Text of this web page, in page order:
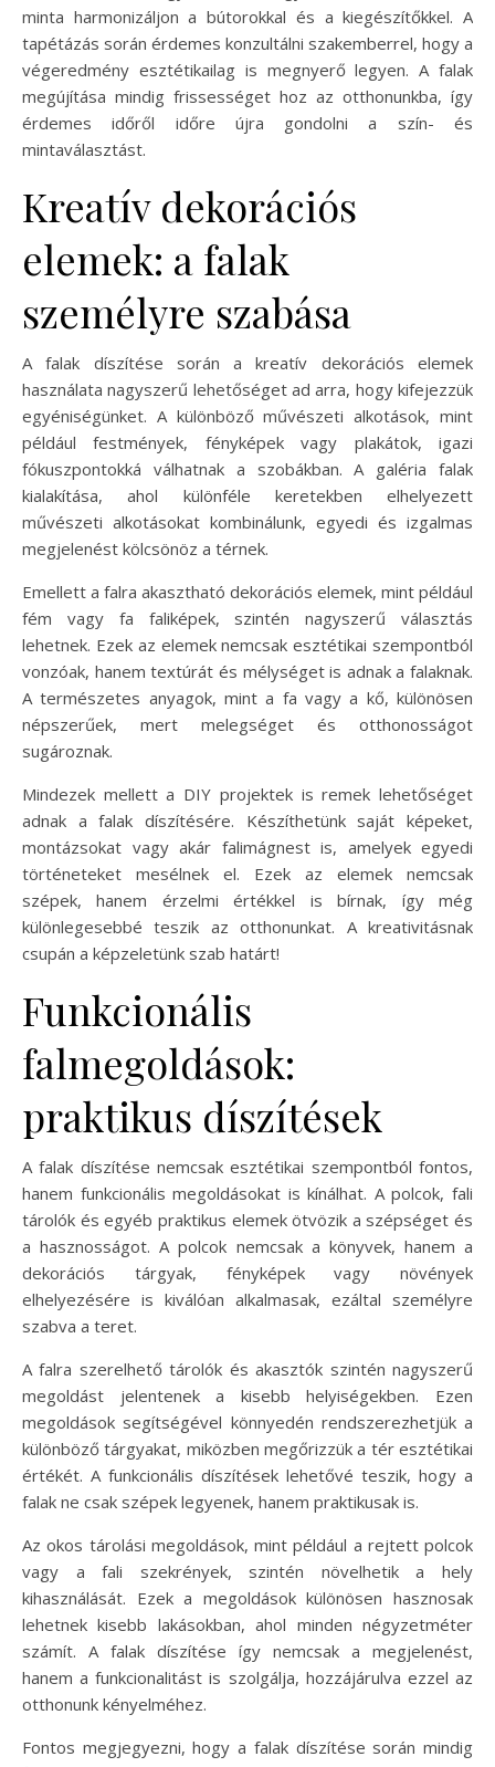
minta harmonizáljon a bútorokkal és a kiegészítőkkel. A
tapétázás során érdemes konzultálni szakemberrel, hogy a
végeredmény esztétikailag is megnyerő legyen. A falak
megújítása mindig frissességet hoz az otthonunkba, így
érdemes időről időre újra gondolni a szín- és
mintaválasztást.
Kreatív dekorációs
elemek: a falak
személyre szabása
A falak díszítése során a kreatív dekorációs elemek
használata nagyszerű lehetőséget ad arra, hogy kifejezzük
egyéniségünket. A különböző művészeti alkotások, mint
például festmények, fényképek vagy plakátok, igazi
fókuszpontokká válhatnak a szobákban. A galéria falak
kialakítása, ahol különféle keretekben elhelyezett
művészeti alkotásokat kombinálunk, egyedi és izgalmas
megjelenést kölcsönöz a térnek.
Emellett a falra akasztható dekorációs elemek, mint például
fém vagy fa faliképek, szintén nagyszerű választás
lehetnek. Ezek az elemek nemcsak esztétikai szempontból
vonzóak, hanem textúrát és mélységet is adnak a falaknak.
A természetes anyagok, mint a fa vagy a kő, különösen
népszerűek, mert melegséget és otthonosságot
sugároznak.
Mindezek mellett a DIY projektek is remek lehetőséget
adnak a falak díszítésére. Készíthetünk saját képeket,
montázsokat vagy akár falimágnest is, amelyek egyedi
történeteket mesélnek el. Ezek az elemek nemcsak
szépek, hanem érzelmi értékkel is bírnak, így még
különlegesebbé teszik az otthonunkat. A kreativitásnak
csupán a képzeletünk szab határt!
Funkcionális
falmegoldások:
praktikus díszítések
A falak díszítése nemcsak esztétikai szempontból fontos,
hanem funkcionális megoldásokat is kínálhat. A polcok, fali
tárolók és egyéb praktikus elemek ötvözik a szépséget és
a hasznosságot. A polcok nemcsak a könyvek, hanem a
dekorációs tárgyak, fényképek vagy növények
elhelyezésére is kiválóan alkalmasak, ezáltal személyre
szabva a teret.
A falra szerelhető tárolók és akasztók szintén nagyszerű
megoldást jelentenek a kisebb helyiségekben. Ezen
megoldások segítségével könnyedén rendszerezhetjük a
különböző tárgyakat, miközben megőrizzük a tér esztétikai
értékét. A funkcionális díszítések lehetővé teszik, hogy a
falak ne csak szépek legyenek, hanem praktikusak is.
Az okos tárolási megoldások, mint például a rejtett polcok
vagy a fali szekrények, szintén növelhetik a hely
kihasználását. Ezek a megoldások különösen hasznosak
lehetnek kisebb lakásokban, ahol minden négyzetméter
számít. A falak díszítése így nemcsak a megjelenést,
hanem a funkcionalitást is szolgálja, hozzájárulva ezzel az
otthonunk kényelméhez.
Fontos megjegyezni, hogy a falak díszítése során mindig